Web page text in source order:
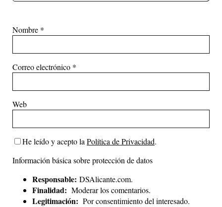
Nombre *
Correo electrónico *
Web
He leído y acepto la Política de Privacidad.
Información básica sobre protección de datos
Responsable: DSAlicante.com.
Finalidad: Moderar los comentarios.
Legitimación: Por consentimiento del interesado.